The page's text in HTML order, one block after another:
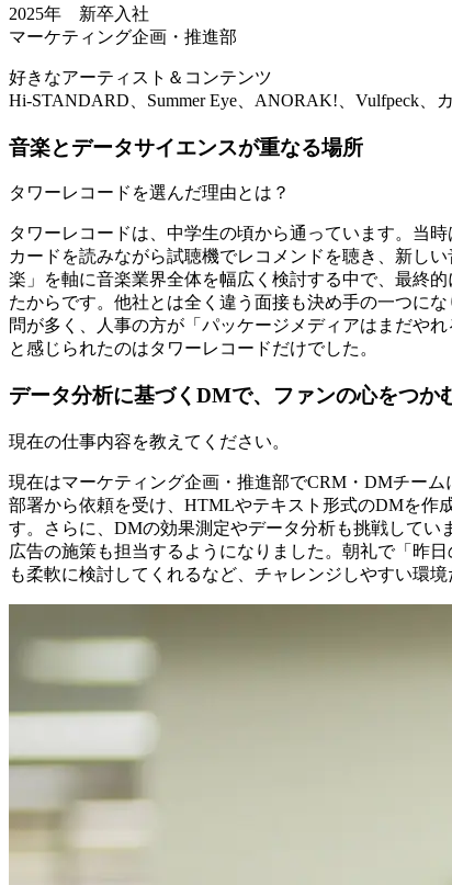
2025年 新卒入社
マーケティング企画・推進部
好きなアーティスト＆コンテンツ
Hi-STANDARD、Summer Eye、ANORAK!、Vulfpeck
音楽とデータサイエンスが重なる場所
タワーレコードを選んだ理由とは？
タワーレコードは、中学生の頃から通っています。当
カードを読みながら試聴機でレコメンドを聴き、新し
楽」を軸に音楽業界全体を幅広く検討する中で、最終
たからです。他社とは全く違う面接も決め手の一つに
問が多く、人事の方が「パッケージメディアはまだや
と感じられたのはタワーレコードだけでした。
データ分析に基づくDMで、ファンの心をつか
現在の仕事内容を教えてください。
現在はマーケティング企画・推進部でCRM・DMチー
部署から依頼を受け、HTMLやテキスト形式のDMを作
す。さらに、DMの効果測定やデータ分析も挑戦して
広告の施策も担当するようになりました。朝礼で「昨
も柔軟に検討してくれるなど、チャレンジしやすい環境